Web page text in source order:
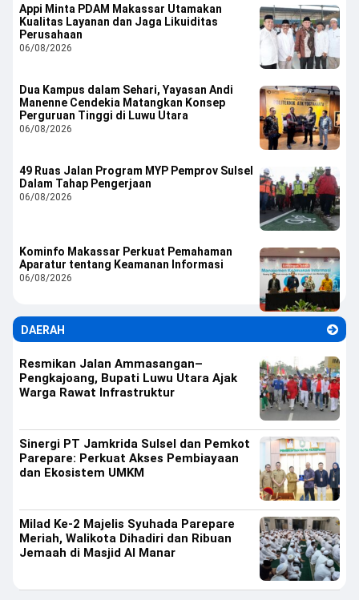
Appi Minta PDAM Makassar Utamakan
Kualitas Layanan dan Jaga Likuiditas
Perusahaan
06/08/2026
Dua Kampus dalam Sehari, Yayasan Andi
Manenne Cendekia Matangkan Konsep
Perguruan Tinggi di Luwu Utara
06/08/2026
49 Ruas Jalan Program MYP Pemprov Sulsel
Dalam Tahap Pengerjaan
06/08/2026
Kominfo Makassar Perkuat Pemahaman
Aparatur tentang Keamanan Informasi
06/08/2026
DAERAH
Resmikan Jalan Ammasangan–
Pengkajoang, Bupati Luwu Utara Ajak
Warga Rawat Infrastruktur
Sinergi PT Jamkrida Sulsel dan Pemkot
Parepare: Perkuat Akses Pembiayaan
dan Ekosistem UMKM
Milad Ke-2 Majelis Syuhada Parepare
Meriah, Walikota Dihadiri dan Ribuan
Jemaah di Masjid Al Manar